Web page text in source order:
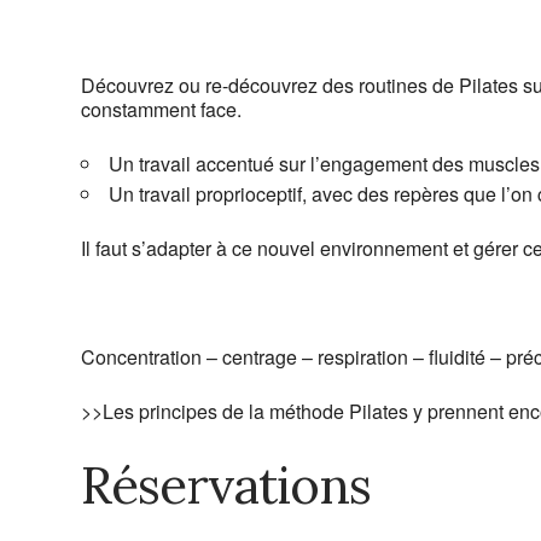
Découvrez ou re-découvrez des routines de Pilates
constamment face.
Un travail accentué sur l’engagement des
Un travail proprioceptif, avec des repères que
Il faut s’adapter à ce nouvel environnement et gérer
Concentration – centrage – respiration – fluidité –
>>Les principes de la méthode Pilates y prennent
Réservations